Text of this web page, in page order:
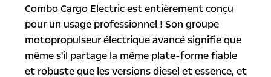
Combo Cargo Electric est entièrement conçu
pour un usage professionnel ! Son groupe
motopropulseur électrique avancé signifie que
même s'il partage la même plate-forme fiable
et robuste que les versions diesel et essence, et